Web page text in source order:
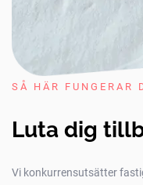
SÅ HÄR FUNGERAR
Luta dig
Vi konkurrensutsätter